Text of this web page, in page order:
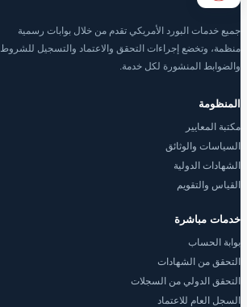
جميع خدمات البورد الأمريكي تقدم من خلال بوابات رسمية
منظمة، وتخضع إجراءات التحقق والاعتماد والتسجيل للشروط
والضوابط المنشورة لكل خدمة.
المنظومة
مكتبة المعايير
السياسات والوثائق
الشهادات الدولية
القياس والتقويم
خدمات مباشرة
بوابة الحساب
التحقق من الشهادات
التحقق الدولي من السجلات
السجل العام للاعتماد